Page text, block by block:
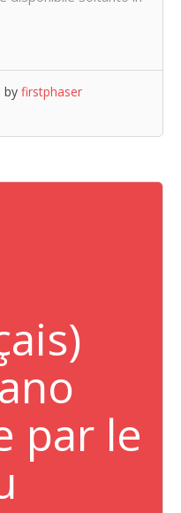
by firstphaser
par le